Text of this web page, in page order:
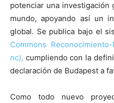
potenciar una investigación
mundo, apoyando así un
global. Se publica bajo el
Commons
nc), cumpliendo con la
declaración de Budapest a
Como todo nuevo